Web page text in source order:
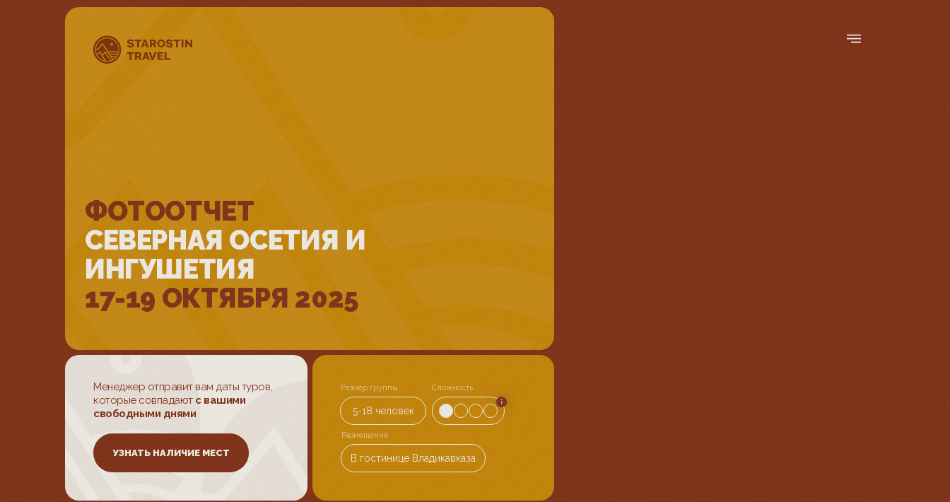
ФОТООТЧЕТ
СЕВЕРНАЯ ОСЕТИЯ И
ИНГУШЕТИЯ
17-19 ОКТЯБРЯ 2025
5-18 человек
В гостинице Владикавказа
Менеджер отправит вам даты туров,
которые совпадают с вашими
свободными днями
УЗНАТЬ НАЛИЧИЕ МЕСТ
Размер группы Сложность
Размещение